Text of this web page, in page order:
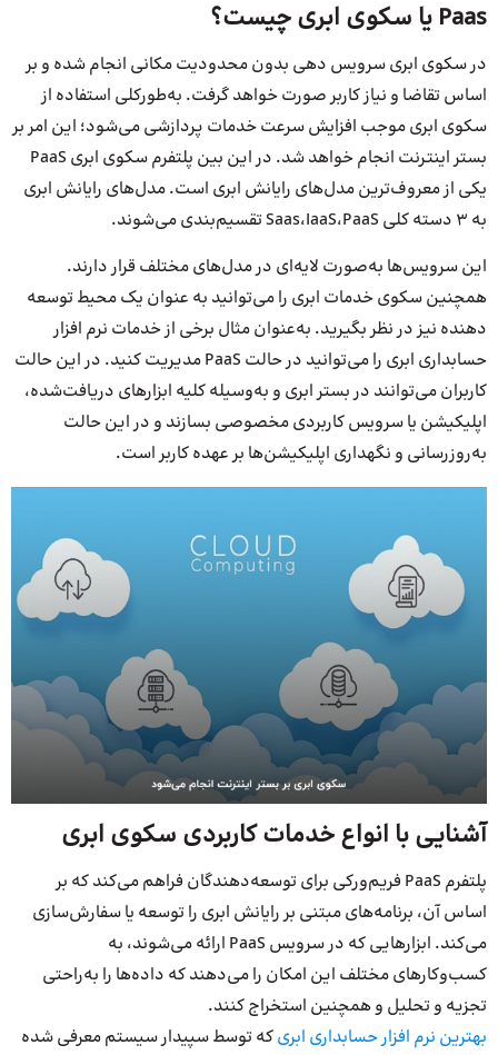
Paas یا سکوی ابری چیست؟
در سکوی ابری سرویس دهی بدون محدودیت مکانی انجام شده و بر
اساس تقاضا و نیاز کاربر صورت خواهد گرفت. به‌طورکلی استفاده از
سکوی ابری موجب افزایش سرعت خدمات پردازشی می‌شود؛ این امر بر
بستر اینترنت انجام خواهد شد. در این بین پلتفرم سکوی ابری PaaS
یکی از معروف‌ترین مدل‌های رایانش ابری است. مدل‌های رایانش ابری
به 3 دسته کلی Saas،IaaS،PaaS تقسیم‌بندی می‌شوند.
این سرویس‌ها به‌صورت لایه‌ای در مدل‌های مختلف قرار دارند.
همچنین سکوی خدمات ابری را می‌توانید به عنوان یک محیط توسعه
دهنده نیز در نظر بگیرید. به‌عنوان مثال برخی از خدمات نرم افزار
حسابداری ابری را می‌توانید در حالت PaaS مدیریت کنید. در این حالت
کاربران می‌توانند در بستر ابری و به‌‌وسیله کلیه ابزارهای دریافت‌شده،
اپلیکیشن یا سرویس کاربردی مخصوصی بسازند و در این حالت
به‌روزرسانی و نگهداری اپلیکیشن‌ها بر عهده کاربر است.
آشنایی با انواع خدمات کاربردی سکوی ابری
پلتفرم PaaS فریم‌ورکی برای توسعه‌دهندگان فراهم می‌کند که بر
اساس آن، برنامه‌های مبتنی بر رایانش ابری را توسعه یا سفارش‌سازی
می‌کند. ابزارهایی که در سرویس PaaS ارائه می‌شوند، به
کسب‌و‌کارهای مختلف این امکان را می‌دهند که داده‌ها را به‌راحتی
تجزیه و تحلیل و همچنین استخراج کنند.
بهترین نرم افزار حسابداری ابریکه توسط سپیدار سیستم معرفی شده